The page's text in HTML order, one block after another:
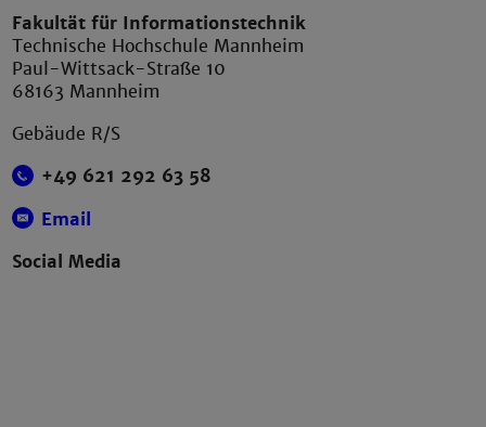
Fakultät für Informationstechnik
Technische Hochschule Mannheim
Paul-Wittsack-Straße 10
68163 Mannheim
Gebäude R/S
+49 621 292 63 58
Email
Social Media